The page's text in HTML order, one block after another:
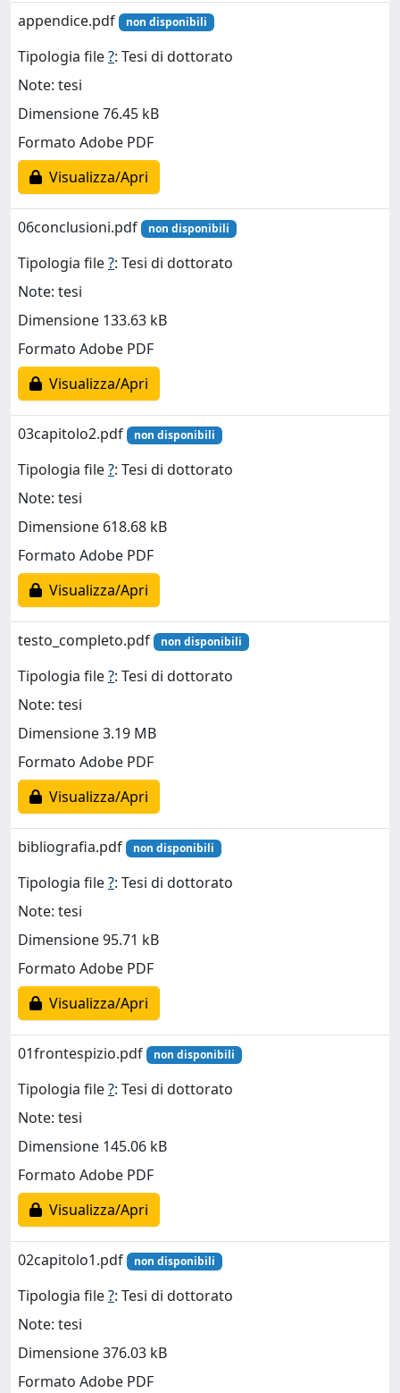
appendice.pdf non disponibili
Tipologia file?: Tesi di dottorato
Note: tesi
Dimensione 76.45 kB
Formato Adobe PDF
Visualizza/Apri
06conclusioni.pdf non disponibili
Tipologia file?: Tesi di dottorato
Note: tesi
Dimensione 133.63 kB
Formato Adobe PDF
Visualizza/Apri
03capitolo2.pdf non disponibili
Tipologia file?: Tesi di dottorato
Note: tesi
Dimensione 618.68 kB
Formato Adobe PDF
Visualizza/Apri
testo_completo.pdf non disponibili
Tipologia file?: Tesi di dottorato
Note: tesi
Dimensione 3.19 MB
Formato Adobe PDF
Visualizza/Apri
bibliografia.pdf non disponibili
Tipologia file?: Tesi di dottorato
Note: tesi
Dimensione 95.71 kB
Formato Adobe PDF
Visualizza/Apri
01frontespizio.pdf non disponibili
Tipologia file?: Tesi di dottorato
Note: tesi
Dimensione 145.06 kB
Formato Adobe PDF
Visualizza/Apri
02capitolo1.pdf non disponibili
Tipologia file?: Tesi di dottorato
Note: tesi
Dimensione 376.03 kB
Formato Adobe PDF